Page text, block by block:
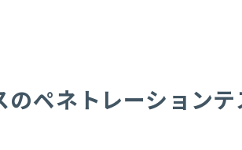
ペネトレーション